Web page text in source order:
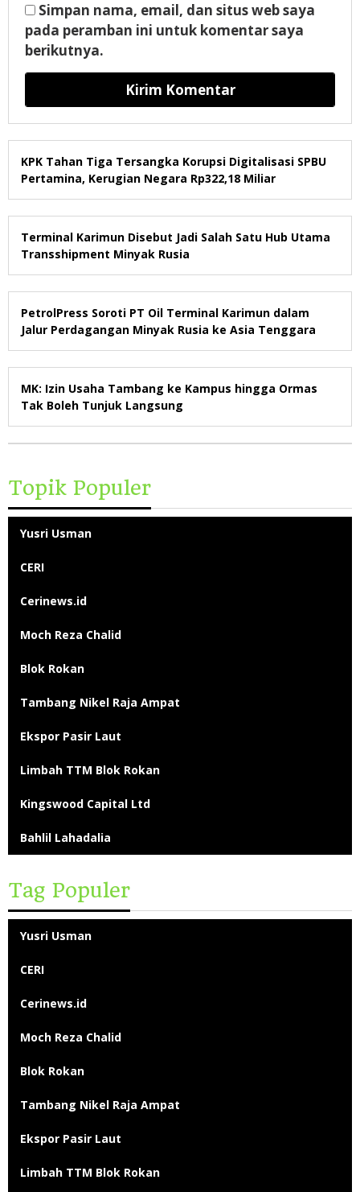
Simpan nama, email, dan situs web saya
pada peramban ini untuk komentar saya
berikutnya.
KPK Tahan Tiga Tersangka Korupsi Digitalisasi SPBU
Pertamina, Kerugian Negara Rp322,18 Miliar
Terminal Karimun Disebut Jadi Salah Satu Hub Utama
Transshipment Minyak Rusia
PetrolPress Soroti PT Oil Terminal Karimun dalam
Jalur Perdagangan Minyak Rusia ke Asia Tenggara
MK: Izin Usaha Tambang ke Kampus hingga Ormas
Tak Boleh Tunjuk Langsung
Topik Populer
Yusri Usman
CERI
Cerinews.id
Moch Reza Chalid
Blok Rokan
Tambang Nikel Raja Ampat
Ekspor Pasir Laut
Limbah TTM Blok Rokan
Kingswood Capital Ltd
Bahlil Lahadalia
Tag Populer
Yusri Usman
CERI
Cerinews.id
Moch Reza Chalid
Blok Rokan
Tambang Nikel Raja Ampat
Ekspor Pasir Laut
Limbah TTM Blok Rokan